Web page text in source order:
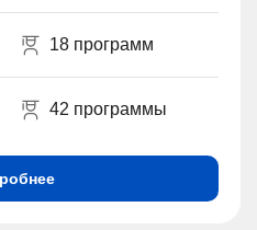
18 программ
42 программы